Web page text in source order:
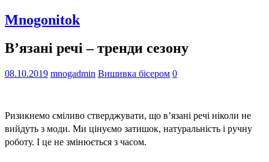
Mnogonitok
В’язані речі – тренди сезону
08.10.2019 mnogadmin Вишивка бісером 0
Ризикнемо сміливо стверджувати, що в’язані речі ніколи не
вийдуть з моди. Ми цінуємо затишок, натуральність і ручну
роботу. І це не змінюється з часом.